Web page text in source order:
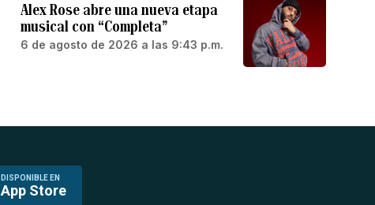
Alex Rose abre una nueva etapa
musical con “Completa”
6 de agosto de 2026 a las 9:43 p.m.
DISPONIBLE EN
App Store